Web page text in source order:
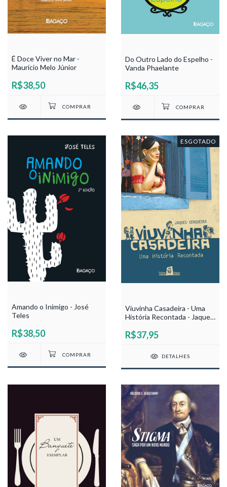
É Doce Viver no Mar -
Maurício Melo Júnior
R$38,50
Do Outro Lado do Espelho -
Vanda Phaelante
R$46,35
Amando o Inimigo - José
Teles
R$38,50
ESGOTADO
Viuvinha Casadeira - Uma
História Recontada - Jaques
R$37,95
DETALHES